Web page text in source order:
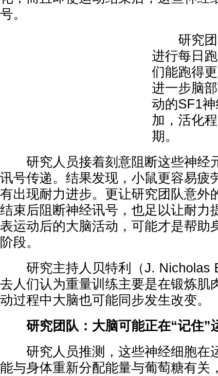
号。
研究团
进行每日
们能跑得
进一步脑
动的SF1
加，活化
期。
研究人员接着刻意阻断这些神经
讯号传递。结果发现，小鼠更容易疲
有出现耐力进步。更让研究团队意外
结束后阻断神经讯号，也足以让耐力
表运动后的大脑活动，可能才是帮助
阶段。
研究主持人贝特利（J. Nicholas
去人们认为重量训练主要是在锻炼肌
动过程中大脑也可能同步发生改变。
研究团队：大脑可能正在“记住”
研究人员推测，这些神经细胞在
能与身体重新分配能量与葡萄糖有关